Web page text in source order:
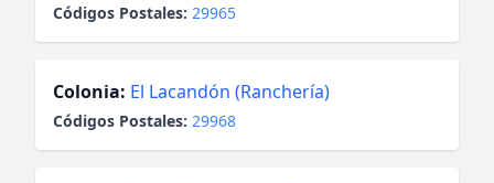
Códigos Postales: 29965
Colonia: El Lacandón (Ranchería)
Códigos Postales: 29968